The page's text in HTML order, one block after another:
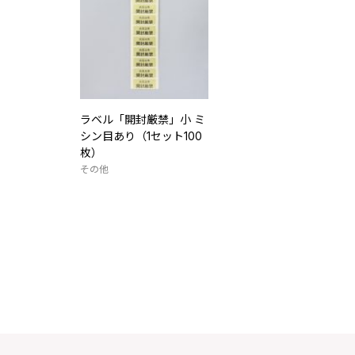
ラベル「開封厳禁」小 ミ
シン目あり（1セット100
枚）
その他